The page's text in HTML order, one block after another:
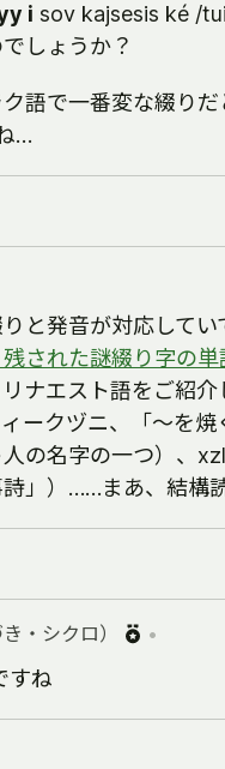
i sov kajsesis ké /
しょうか？
語で一番変な綴り
…
と発音が対応して
された謎綴り字の単
ナエスト語をご紹介
ークヅニ、「～を
の名字の一つ）、
詩」）……まあ、結構
・シクロ） •
すね